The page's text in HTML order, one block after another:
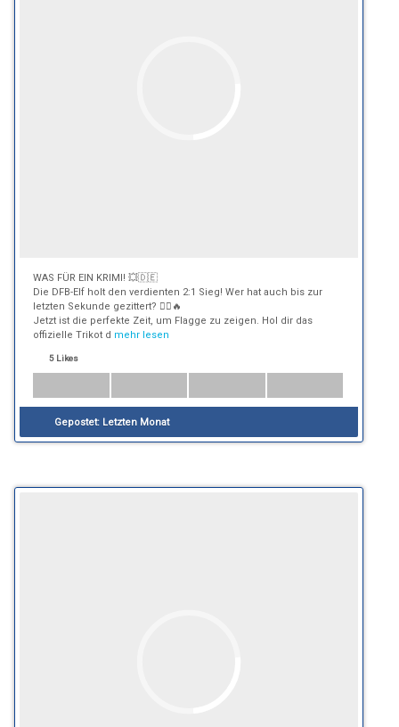
WAS FÜR EIN KRIMI! 💥🇩🇪
Die DFB-Elf holt den verdienten 2:1 Sieg! Wer hat auch bis zur
letzten Sekunde gezittert? 🙋‍♂️🔥
Jetzt ist die perfekte Zeit, um Flagge zu zeigen. Hol dir das
offizielle Trikot d mehr lesen
5 Likes
Gepostet: Letzten Monat